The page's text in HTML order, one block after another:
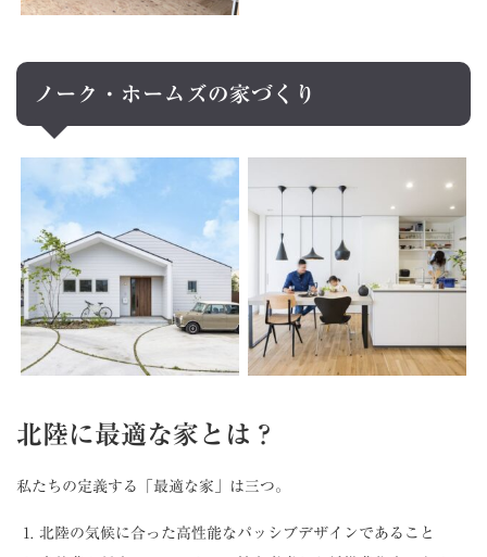
ノーク・ホームズの家づくり
北陸に最適な家とは？
私たちの定義する「最適な家」は三つ。
北陸の気候に合った高性能なパッシブデザインであること